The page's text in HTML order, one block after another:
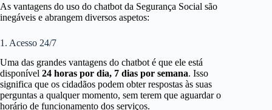
As vantagens do uso do chatbot da Segurança Social são
inegáveis e abrangem diversos aspetos:
1. Acesso 24/7
Uma das grandes vantagens do chatbot é que ele está
disponível 24 horas por dia, 7 dias por semana. Isso
significa que os cidadãos podem obter respostas às suas
perguntas a qualquer momento, sem terem que aguardar o
horário de funcionamento dos serviços.